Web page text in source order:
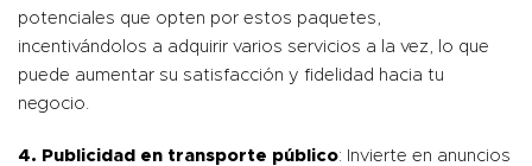
potenciales que opten por estos paquetes,
incentivándolos a adquirir varios servicios a la vez, lo que
puede aumentar su satisfacción y fidelidad hacia tu
negocio.
4. Publicidad en transporte público: Invierte en anuncios